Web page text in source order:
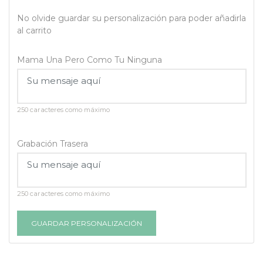
No olvide guardar su personalización para poder añadirla
al carrito
Mama Una Pero Como Tu Ninguna
250 caracteres como máximo
Grabación Trasera
250 caracteres como máximo
GUARDAR PERSONALIZACIÓN